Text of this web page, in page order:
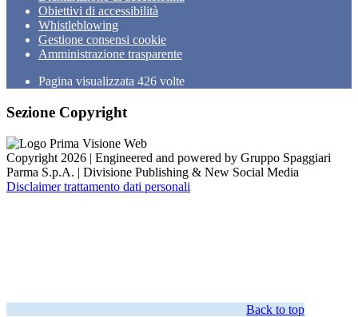
Obiettivi di accessibilità
Whistleblowing
Gestione consensi cookie
Amministrazione trasparente
Pagina visualizzata 426 volte
Sezione Copyright
Copyright 2026 | Engineered and powered by Gruppo Spaggiari
Parma S.p.A. | Divisione Publishing & New Social Media
Disclaimer trattamento dati personali
Back to top